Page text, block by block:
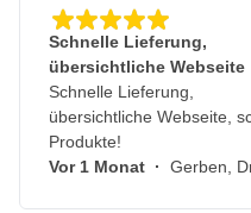
Schnelle Lieferung,
übersichtliche Webseite
Schnelle Lieferung,
übersichtliche Webseite,
Produkte!
Vor 1 Monat · Gerben,